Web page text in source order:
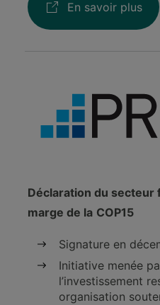
En savoir plus
Déclaration du secteur
marge de la COP15
Signature en
Initiative menée
l’investissement
organisation